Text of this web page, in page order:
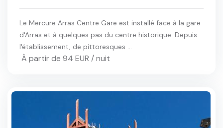
Le Mercure Arras Centre Gare est installé face à la gare
d'Arras et à quelques pas du centre historique. Depuis
l'établissement, de pittoresques ...
À partir de 94 EUR / nuit